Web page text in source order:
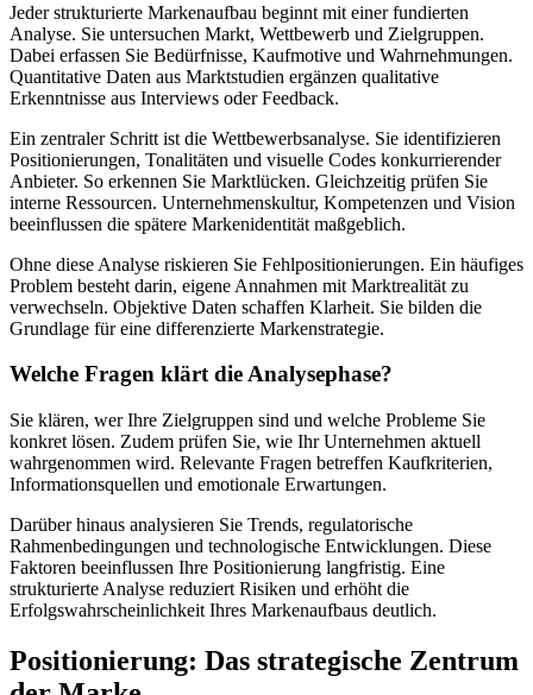
Jeder strukturierte Markenaufbau beginnt mit einer fundierten
Analyse. Sie untersuchen Markt, Wettbewerb und Zielgruppen.
Dabei erfassen Sie Bedürfnisse, Kaufmotive und Wahrnehmungen.
Quantitative Daten aus Marktstudien ergänzen qualitative
Erkenntnisse aus Interviews oder Feedback.
Ein zentraler Schritt ist die Wettbewerbsanalyse. Sie identifizieren
Positionierungen, Tonalitäten und visuelle Codes konkurrierender
Anbieter. So erkennen Sie Marktlücken. Gleichzeitig prüfen Sie
interne Ressourcen. Unternehmenskultur, Kompetenzen und Vision
beeinflussen die spätere Markenidentität maßgeblich.
Ohne diese Analyse riskieren Sie Fehlpositionierungen. Ein häufiges
Problem besteht darin, eigene Annahmen mit Marktrealität zu
verwechseln. Objektive Daten schaffen Klarheit. Sie bilden die
Grundlage für eine differenzierte Markenstrategie.
Welche Fragen klärt die Analysephase?
Sie klären, wer Ihre Zielgruppen sind und welche Probleme Sie
konkret lösen. Zudem prüfen Sie, wie Ihr Unternehmen aktuell
wahrgenommen wird. Relevante Fragen betreffen Kaufkriterien,
Informationsquellen und emotionale Erwartungen.
Darüber hinaus analysieren Sie Trends, regulatorische
Rahmenbedingungen und technologische Entwicklungen. Diese
Faktoren beeinflussen Ihre Positionierung langfristig. Eine
strukturierte Analyse reduziert Risiken und erhöht die
Erfolgswahrscheinlichkeit Ihres Markenaufbaus deutlich.
Positionierung: Das strategische Zentrum